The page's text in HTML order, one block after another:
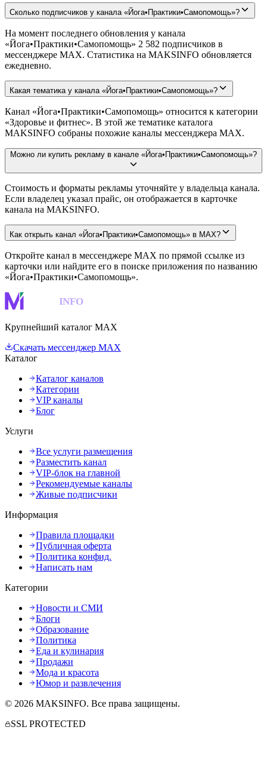
Сколько подписчиков у канала «Йога•Практики•Самопомощь»?
На момент последнего обновления у канала
«Йога•Практики•Самопомощь» 2 582 подписчиков в
мессенджере MAX. Статистика на MAKSINFO обновляется
ежедневно.
Какая тематика у канала «Йога•Практики•Самопомощь»?
Канал «Йога•Практики•Самопомощь» относится к категории
«Здоровье и фитнес». В этой же тематике каталога
MAKSINFO собраны похожие каналы мессенджера MAX.
Можно ли купить рекламу в канале «Йога•Практики•Самопомощь»?
Стоимость и форматы рекламы уточняйте у владельца канала.
Если владелец указал прайс, он отображается в карточке
канала на MAKSINFO.
Как открыть канал «Йога•Практики•Самопомощь» в MAX?
Откройте канал в мессенджере MAX по прямой ссылке из
карточки или найдите его в поиске приложения по названию
«Йога•Практики•Самопомощь».
INFO
Крупнейший каталог MAX
Скачать мессенджер MAX
Каталог
Каталог каналов
Категории
VIP каналы
Блог
Услуги
Все услуги размещения
Разместить канал
VIP-блок на главной
Рекомендуемые каналы
Живые подписчики
Информация
Правила площадки
Публичная оферта
Политика конфид.
Написать нам
Категории
Новости и СМИ
Блоги
Образование
Политика
Еда и кулинария
Продажи
Мода и красота
Юмор и развлечения
© 2026 MAKSINFO. Все права защищены.
SSL PROTECTED